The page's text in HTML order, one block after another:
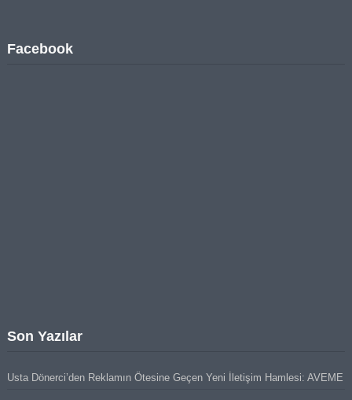
Facebook
Son Yazılar
Usta Dönerci’den Reklamın Ötesine Geçen Yeni İletişim Hamlesi: AVEME